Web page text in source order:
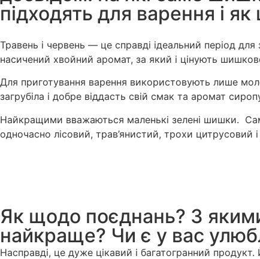
підходять для варення і
Травень і червень — це справді ідеальний період
насичений хвойний аромат, за який і цінують
Для приготування варення використовують лише
загрубіла і добре віддасть свій смак та аромат
Найкращими вважаються маленькі зелені шишки.
одночасно лісовий, трав’янистий, трохи
Як щодо поєднань? З
найкраще? Чи є у вас
Насправді, це дуже цікавий і багатогранний